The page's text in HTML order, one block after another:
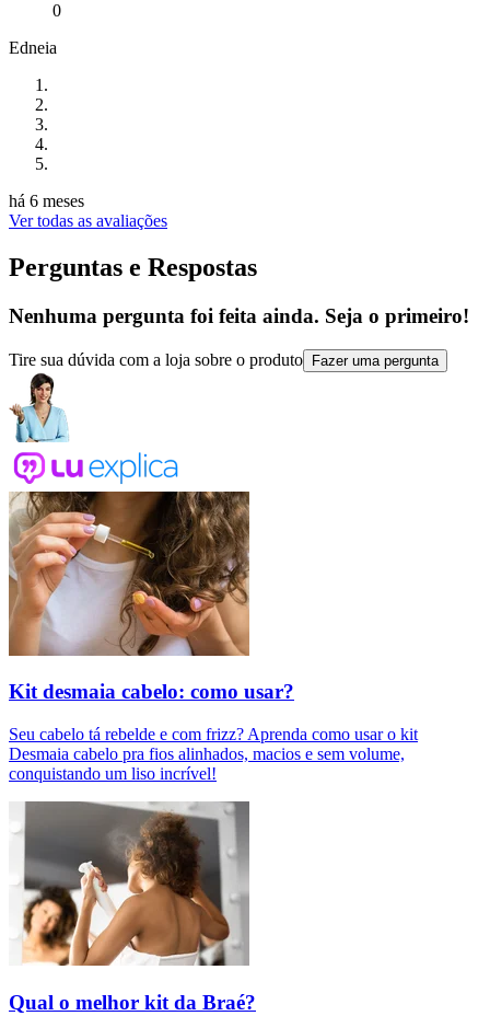
0
Edneia
há 6 meses
Ver todas as avaliações
Perguntas e Respostas
Nenhuma pergunta foi feita ainda. Seja o primeiro!
Tire sua dúvida com a loja sobre o produto Fazer uma pergunta
Kit desmaia cabelo: como usar?
Seu cabelo tá rebelde e com frizz? Aprenda como usar o kit
Desmaia cabelo pra fios alinhados, macios e sem volume,
conquistando um liso incrível!
Qual o melhor kit da Braé?